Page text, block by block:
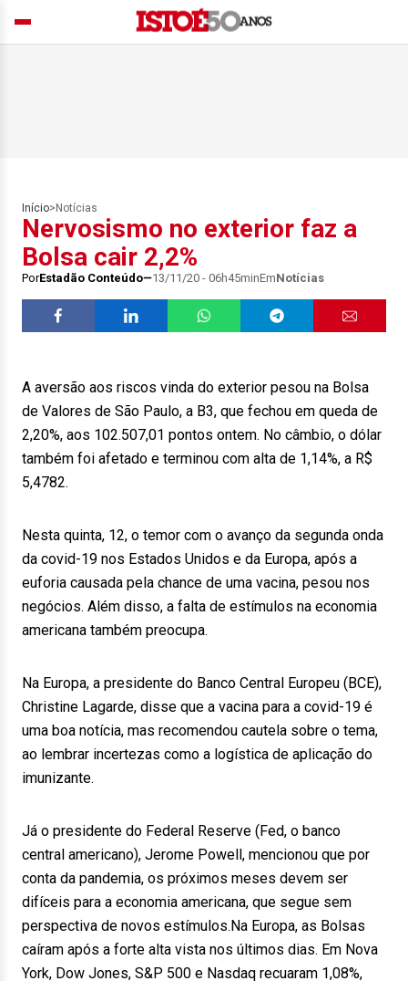
Início> Notícias
Nervosismo no exterior faz a
Bolsa cair 2,2%
PorEstadão Conteúdo 13/11/20 - 06h45minEmNotícias
A aversão aos riscos vinda do exterior pesou na Bolsa
de Valores de São Paulo, a B3, que fechou em queda de
2,20%, aos 102.507,01 pontos ontem. No câmbio, o dólar
também foi afetado e terminou com alta de 1,14%, a R$
5,4782.
Nesta quinta, 12, o temor com o avanço da segunda onda
da covid-19 nos Estados Unidos e da Europa, após a
euforia causada pela chance de uma vacina, pesou nos
negócios. Além disso, a falta de estímulos na economia
americana também preocupa.
Na Europa, a presidente do Banco Central Europeu (BCE),
Christine Lagarde, disse que a vacina para a covid-19 é
uma boa notícia, mas recomendou cautela sobre o tema,
ao lembrar incertezas como a logística de aplicação do
imunizante.
Já o presidente do Federal Reserve (Fed, o banco
central americano), Jerome Powell, mencionou que por
conta da pandemia, os próximos meses devem ser
difíceis para a economia americana, que segue sem
perspectiva de novos estímulos.Na Europa, as Bolsas
caíram após a forte alta vista nos últimos dias. Em Nova
York, Dow Jones, S&P 500 e Nasdaq recuaram 1,08%,